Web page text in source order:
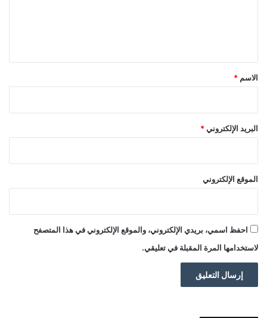
*
الاسم *
البريد الإلكتروني *
الموقع الإلكتروني
احفظ اسمي، بريدي الإلكتروني، والموقع الإلكتروني في هذا المتصفح
لاستخدامها المرة المقبلة في تعليقي.